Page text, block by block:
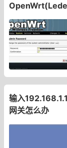
输入
网关怎么办